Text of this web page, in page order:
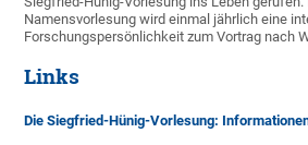
Namensvorlesung wird einmal jährlich eine
Forschungspersönlichkeit zum Vortrag nach
Links
Die Siegfried-Hünig-Vorlesung: